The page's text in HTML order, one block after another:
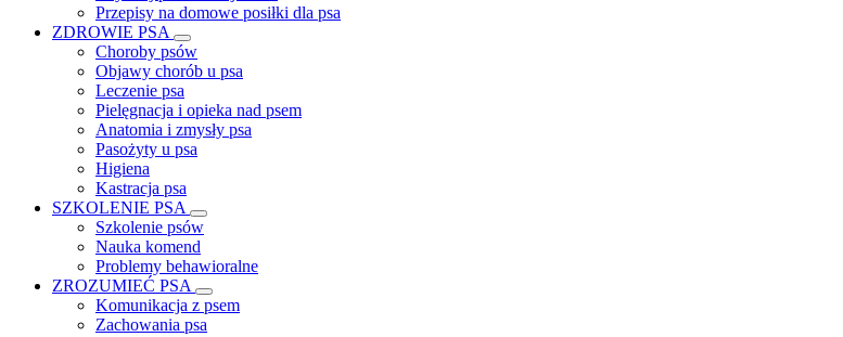
Przepisy na domowe posiłki dla psa
ZDROWIE PSA
Choroby psów
Objawy chorób u psa
Leczenie psa
Pielęgnacja i opieka nad psem
Anatomia i zmysły psa
Pasożyty u psa
Higiena
Kastracja psa
SZKOLENIE PSA
Szkolenie psów
Nauka komend
Problemy behawioralne
ZROZUMIEĆ PSA
Komunikacja z psem
Zachowania psa